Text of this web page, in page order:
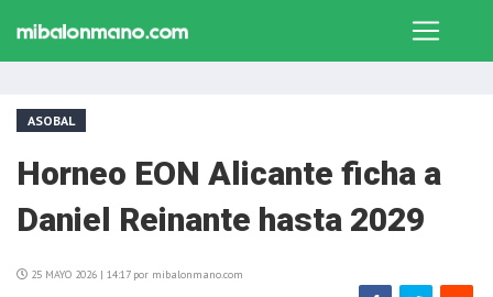
ASOBAL
Horneo EON Alicante ficha a
Daniel Reinante hasta 2029
25 MAYO 2026 | 14:17 por mibalonmano.com